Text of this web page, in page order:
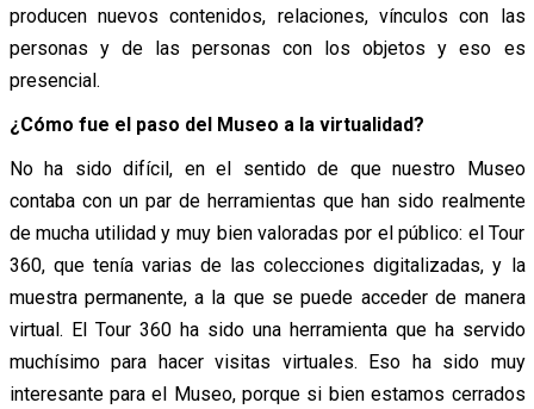
producen nuevos contenidos, relaciones, vínculos con las
personas y de las personas con los objetos y eso es
presencial.
¿Cómo fue el paso del Museo a la virtualidad?
No ha sido difícil, en el sentido de que nuestro Museo
contaba con un par de herramientas que han sido realmente
de mucha utilidad y muy bien valoradas por el público: el Tour
360, que tenía varias de las colecciones digitalizadas, y la
muestra permanente, a la que se puede acceder de manera
virtual. El Tour 360 ha sido una herramienta que ha servido
muchísimo para hacer visitas virtuales. Eso ha sido muy
interesante para el Museo, porque si bien estamos cerrados